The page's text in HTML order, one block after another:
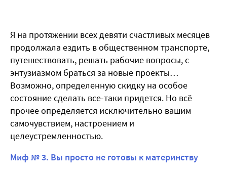
Я на протяжении всех девяти счастливых месяцев
продолжала ездить в общественном транспорте,
путешествовать, решать рабочие вопросы, с
энтузиазмом браться за новые проекты…
Возможно, определенную скидку на особое
состояние сделать все-таки придется. Но всё
прочее определяется исключительно вашим
самочувствием, настроением и
целеустремленностью.
Миф № 3. Вы просто не готовы к материнству